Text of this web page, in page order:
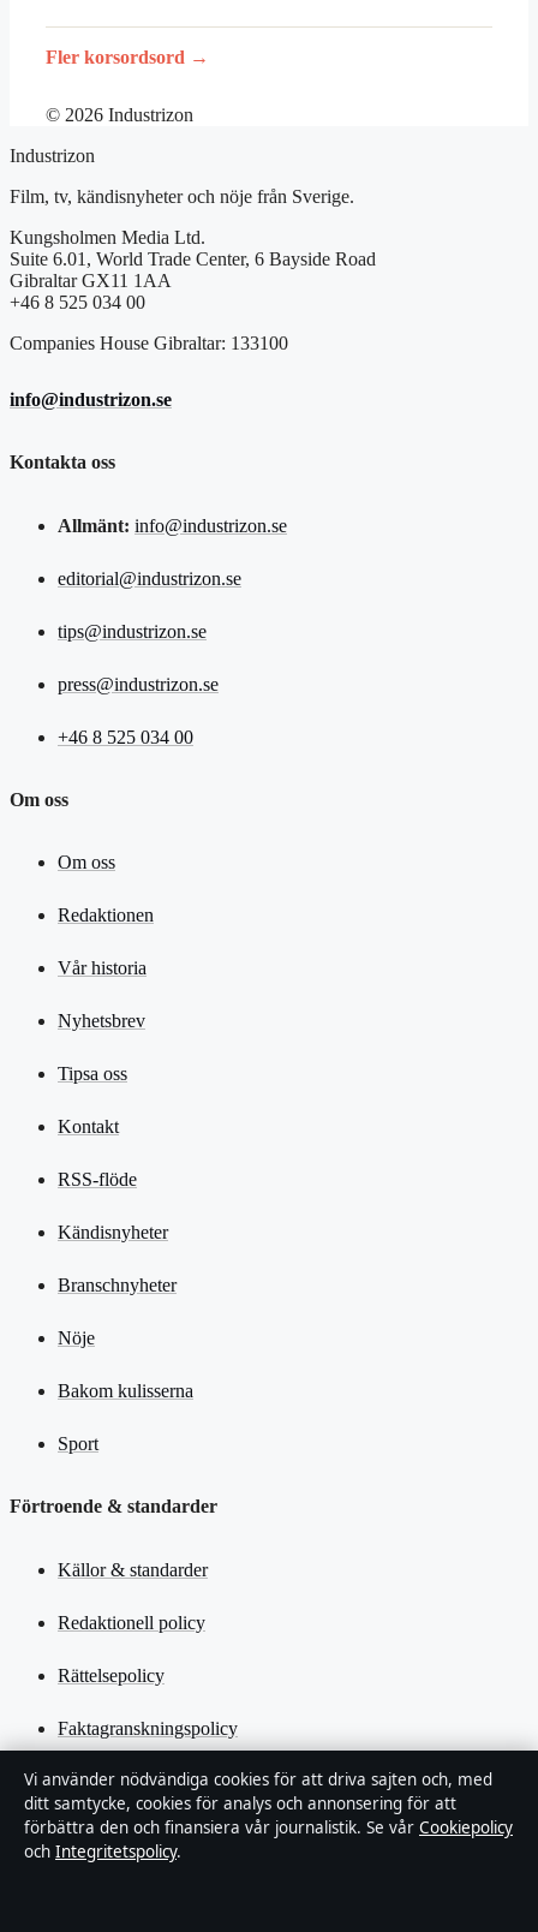
Fler korsordsord →
© 2026 Industrizon
Industrizon
Film, tv, kändisnyheter och nöje från Sverige.
Kungsholmen Media Ltd.
Suite 6.01, World Trade Center, 6 Bayside Road
Gibraltar GX11 1AA
+46 8 525 034 00
Companies House Gibraltar: 133100
info@industrizon.se
Kontakta oss
Allmänt: info@industrizon.se
editorial@industrizon.se
tips@industrizon.se
press@industrizon.se
+46 8 525 034 00
Om oss
Om oss
Redaktionen
Vår historia
Nyhetsbrev
Tipsa oss
Kontakt
RSS-flöde
Kändisnyheter
Branschnyheter
Nöje
Bakom kulisserna
Sport
Förtroende & standarder
Källor & standarder
Redaktionell policy
Rättelsepolicy
Faktagranskningspolicy
Ägande & finansiering
Integritetspolicy
Vi använder nödvändiga cookies för att driva sajten och, med
ditt samtycke, cookies för analys och annonsering för att
förbättra den och finansiera vår journalistik. Se vår Cookiepolicy
och Integritetspolicy.